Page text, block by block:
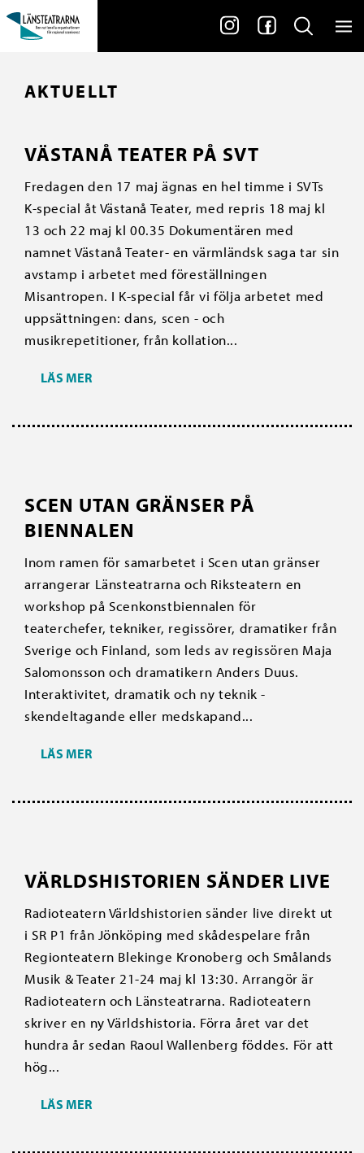
AKTUELLT
VÄSTANÅ TEATER PÅ SVT
Fredagen den 17 maj ägnas en hel timme i SVTs
K-special åt Västanå Teater, med repris 18 maj kl
13 och 22 maj kl 00.35 Dokumentären med
namnet Västanå Teater- en värmländsk saga tar sin
avstamp i arbetet med föreställningen
Misantropen. I K-special får vi följa arbetet med
uppsättningen: dans, scen - och
musikrepetitioner, från kollation...
LÄS MER
SCEN UTAN GRÄNSER PÅ
BIENNALEN
Inom ramen för samarbetet i Scen utan gränser
arrangerar Länsteatrarna och Riksteatern en
workshop på Scenkonstbiennalen för
teaterchefer, tekniker, regissörer, dramatiker från
Sverige och Finland, som leds av regissören Maja
Salomonsson och dramatikern Anders Duus.
Interaktivitet, dramatik och ny teknik -
skendeltagande eller medskapand...
LÄS MER
VÄRLDSHISTORIEN SÄNDER LIVE
Radioteatern Världshistorien sänder live direkt ut
i SR P1 från Jönköping med skådespelare från
Regionteatern Blekinge Kronoberg och Smålands
Musik & Teater 21-24 maj kl 13:30. Arrangör är
Radioteatern och Länsteatrarna. Radioteatern
skriver en ny Världshistoria. Förra året var det
hundra år sedan Raoul Wallenberg föddes. För att
hög...
LÄS MER